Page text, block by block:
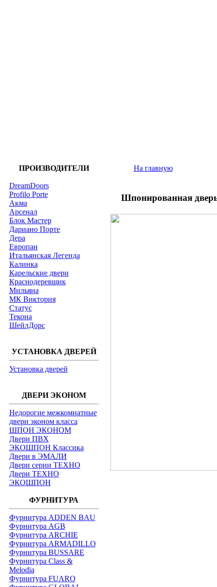
ПРОИЗВОДИТЕЛИ
DreamDoors
Profilo Porte
Акма
Арсенал
Блок Мастер
Дариано Порте
Дера
Европан
Итальянская Легенда
Калинка
Карельские двери
Краснодеревщик
Мильяна
МК Виктория
Статус
Текона
ШейлДорс
УСТАНОВКА ДВЕРЕЙ
Установка дверей
ДВЕРИ ЭКОНОМ
Недорогие межкомнатные
двери эконом класса
ШПОН ЭКОНОМ
Двери ПВХ
ЭКОШПОН Классика
Двери в ЭМАЛИ
Двери серии ТЕХНО
Двери ТЕХНО
ЭКОШПОН
ФУРНИТУРА
Фурнитура ADDEN BAU
Фурнитура AGB
Фурнитура ARCHIE
Фурнитура ARMADILLO
Фурнитура BUSSARE
Фурнитура Class &
Melodia
Фурнитура FUARO
На главную
Шпонированная